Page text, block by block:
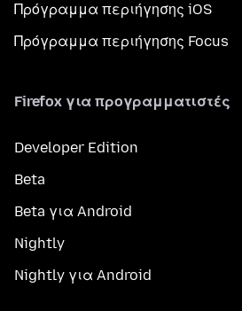
Πρόγραμμα περιήγησης iOS
Πρόγραμμα περιήγησης Focus
Firefox για προγραμματιστές
Developer Edition
Beta
Beta για Android
Nightly
Nightly για Android